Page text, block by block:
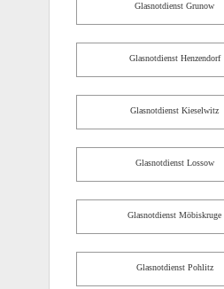
Glasnotdienst Grunow
Glasnotdienst Henzendorf
Glasnotdienst Kieselwitz
Glasnotdienst Lossow
Glasnotdienst Möbiskruge
Glasnotdienst Pohlitz